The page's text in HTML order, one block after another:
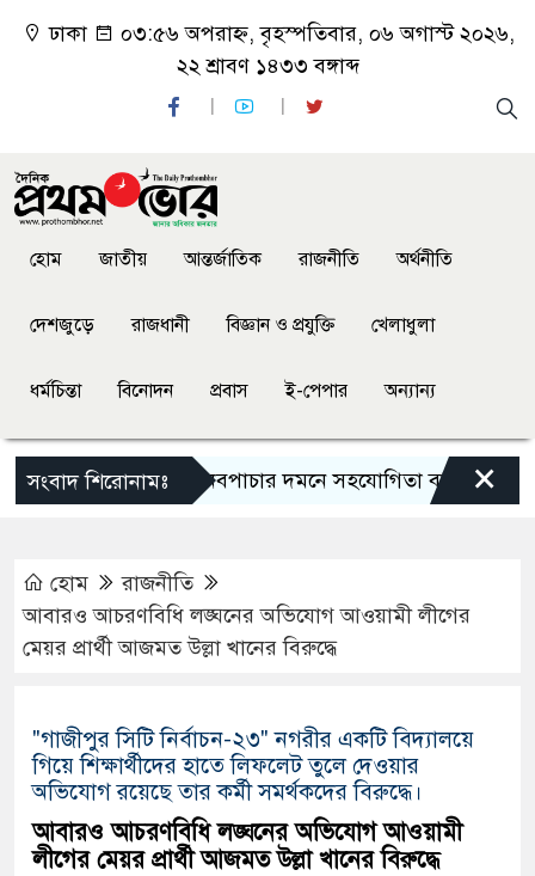
ঢাকা
০৩:৫৬ অপরাহ্ন, বৃহস্পতিবার, ০৬ অগাস্ট ২০২৬,
২২ শ্রাবণ ১৪৩৩ বঙ্গাব্দ
হোম জাতীয় আন্তর্জাতিক রাজনীতি অর্থনীতি
দেশজুড়ে রাজধানী বিজ্ঞান ও প্রযুক্তি খেলাধুলা
ধর্মচিন্তা বিনোদন প্রবাস ই-পেপার অন্যান্য
সংবাদ শিরোনামঃ
অভিবাসন ও মানবপাচার দমনে সহযোগিতা বাড়াতে ×
হোম
রাজনীতি
আবারও আচরণবিধি লঙ্ঘনের অভিযোগ আওয়ামী লীগের
মেয়র প্রার্থী আজমত উল্লা খানের বিরুদ্ধে
"গাজীপুর সিটি নির্বাচন-২৩" নগরীর একটি বিদ্যালয়ে
গিয়ে শিক্ষার্থীদের হাতে লিফলেট তুলে দেওয়ার
অভিযোগ রয়েছে তার কর্মী সমর্থকদের বিরুদ্ধে।
আবারও আচরণবিধি লঙ্ঘনের অভিযোগ আওয়ামী
লীগের মেয়র প্রার্থী আজমত উল্লা খানের বিরুদ্ধে